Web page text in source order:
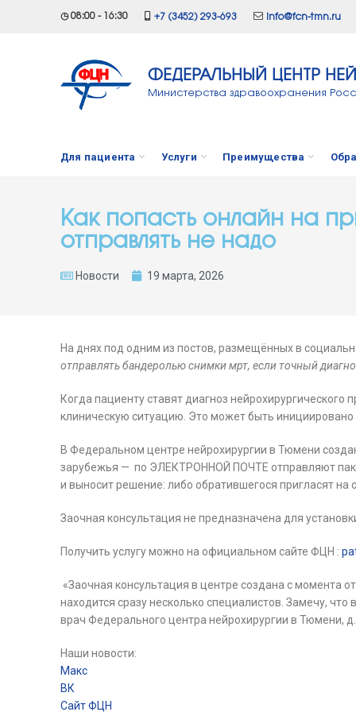
◷ 08:00 - 16:30 +7 (3452) 293-693 info@fcn-tmn.ru
ФЕДЕРАЛЬНЫЙ ЦЕНТР
Министерства здравоохранения
Для пациента Услуги Преимущества
Как попасть онлайн на
отправлять не надо
Новости 19 марта, 2026
На днях под одним из постов, размещённых в
отправлять бандеролью снимки мрт, если точный
Когда пациенту ставят диагноз
клиническую ситуацию. Это может быть
В Федеральном центре нейрохирургии в Тюмени
зарубежья — по ЭЛЕКТРОННОЙ ПОЧТЕ отправляют
и выносит решение: либо обратившегося пригласят
Заочная консультация не предназначена для
Получить услугу можно на официальном сайте ФЦН :
«Заочная консультация в центре создана с момента
находится сразу несколько специалистов. Замечу,
врач Федерального центра нейрохирургии в Тюмени,
Наши новости:
Макс
ВК
Сайт ФЦН